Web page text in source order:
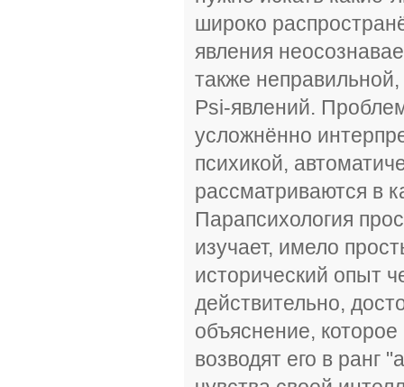
широко
явления
также
Psi-явлений.
усложнённо
психикой,
рассматриваются в
Парапсихология
изучает, имело
исторический опыт
действительно,
объяснение,
возводят его в ранг